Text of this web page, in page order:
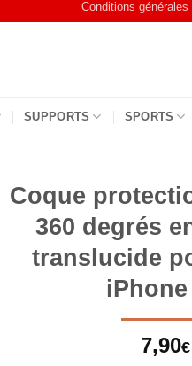
Conditions générales
SUPPORTS SPORTS
Coque
360 degrés
translucide
iPhone
7,90€